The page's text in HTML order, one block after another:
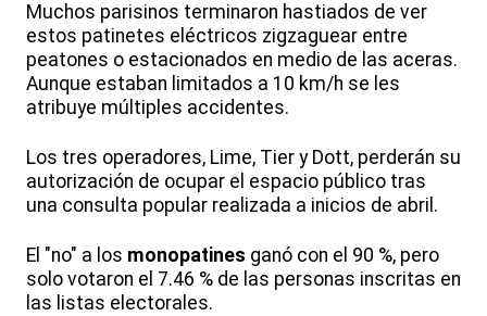
Muchos parisinos terminaron hastiados de ver
estos patinetes eléctricos zigzaguear entre
peatones o estacionados en medio de las aceras.
Aunque estaban limitados a 10 km/h se les
atribuye múltiples accidentes.
Los tres operadores, Lime, Tier y Dott, perderán su
autorización de ocupar el espacio público tras
una consulta popular realizada a inicios de abril.
El "no" a los monopatines ganó con el 90 %, pero
solo votaron el 7.46 % de las personas inscritas en
las listas electorales.